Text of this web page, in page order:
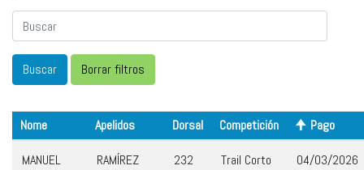
Nome Apelidos Dorsal Competición Pago
MANUEL
RAMÍREZ
232 Trail Corto
04/03/2026